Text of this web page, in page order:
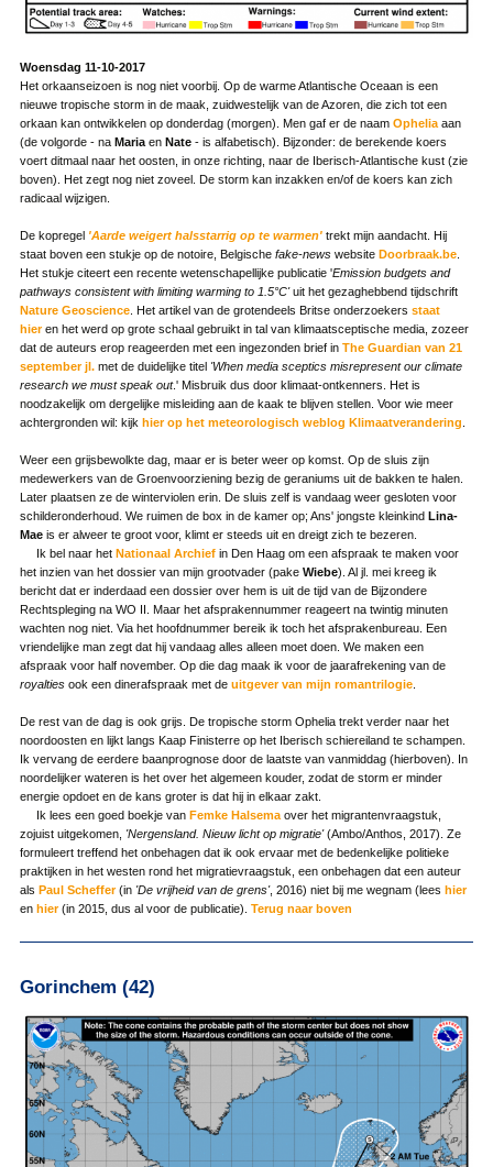
Woensdag 11-10-2017
Het orkaanseizoen is nog niet voorbij. Op de warme Atlantische Oceaan is een
nieuwe tropische storm in de maak, zuidwestelijk van de Azoren, die zich tot een
orkaan kan ontwikkelen op donderdag (morgen). Men gaf er de naam Opheliaaan
(de volgorde - na Mariaen Nate- is alfabetisch). Bijzonder: de berekende koers
voert ditmaal naar het oosten, in onze richting, naar de Iberisch-Atlantische kust (zie
boven). Het zegt nog niet zoveel. De storm kan inzakken en/of de koers kan zich
radicaal wijzigen.
De kopregel 'Aarde weigert halsstarrig op te warmen' trekt mijn aandacht. Hij
staat boven een stukje op de notoire, Belgische fake-newswebsiteDoorbraak.be.
Het stukje citeert een recente wetenschapellijke publicatie 'Emission budgets and
pathways consistent with limiting warming to 1.5°C'uit het gezaghebbend tijdschrift
Nature Geoscience. Het artikel van de grotendeels Britse onderzoekers staat
hieren het werd op grote schaal gebruikt in tal van klimaatsceptische media, zozeer
dat de auteurs erop reageerden met een ingezonden brief in The Guardian van 21
september jl.met de duidelijke titel 'When media sceptics misrepresent our climate
research we must speak out.' Misbruik dus door klimaat-ontkenners. Het is
noodzakelijk om dergelijke misleiding aan de kaak te blijven stellen. Voor wie meer
achtergronden wil: kijk hier op het meteorologisch weblog Klimaatverandering
Weer een grijsbewolkte dag, maar er is beter weer op komst. Op de sluis zijn
medewerkers van de Groenvoorziening bezig de geraniums uit de bakken te halen.
Later plaatsen ze de winterviolen erin. De sluis zelf is vandaag weer gesloten voor
schilderonderhoud. We ruimen de box in de kamer op; Ans' jongste kleinkind Lina-
Maeis er alweer te groot voor, klimt er steeds uit en dreigt zich te bezeren.
Ik bel naar het Nationaal Archiefin Den Haag om een afspraak te maken voor
het inzien van het dossier van mijn grootvader (pakeWiebe). Al jl. mei kreeg ik
bericht dat er inderdaad een dossier over hem is uit de tijd van de Bijzondere
Rechtspleging na WO II. Maar het afsprakennummer reageert na twintig minuten
wachten nog niet. Via het hoofdnummer bereik ik toch het afsprakenbureau. Een
vriendelijke man zegt dat hij vandaag alles alleen moet doen. We maken een
afspraak voor half november. Op die dag maak ik voor de jaarafrekening van de
royaltiesook een dinerafspraak met de uitgever van mijn romantrilogie.
De rest van de dag is ook grijs. De tropische storm Ophelia trekt verder naar het
noordoosten en lijkt langs Kaap Finisterre op het Iberisch schiereiland te schampen.
Ik vervang de eerdere baanprognose door de laatste van vanmiddag (hierboven). In
noordelijker wateren is het over het algemeen kouder, zodat de storm er minder
energie opdoet en de kans groter is dat hij in elkaar zakt.
Ik lees een goed boekje vanFemke Halsema over het migrantenvraagstuk,
zojuist uitgekomen, 'Nergensland. Nieuw licht op migratie'(Ambo/Anthos, 2017). Ze
formuleert treffend het onbehagen dat ik ook ervaar met de bedenkelijke politieke
praktijken in het westen rond het migratievraagstuk, een onbehagen dat een auteur
als Paul Scheffer(in 'De vrijheid van de grens', 2016) niet bij me wegnam (lees hier
en hier(in 2015, dus al voor de publicatie). Terug naar boven
Gorinchem (42)